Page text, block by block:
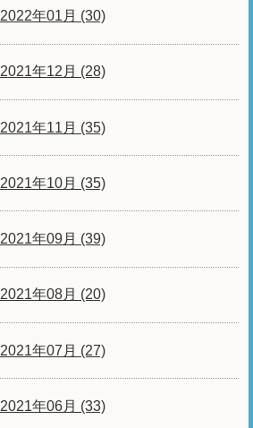
2022年01月 (30)
2021年12月 (28)
2021年11月 (35)
2021年10月 (35)
2021年09月 (39)
2021年08月 (20)
2021年07月 (27)
2021年06月 (33)